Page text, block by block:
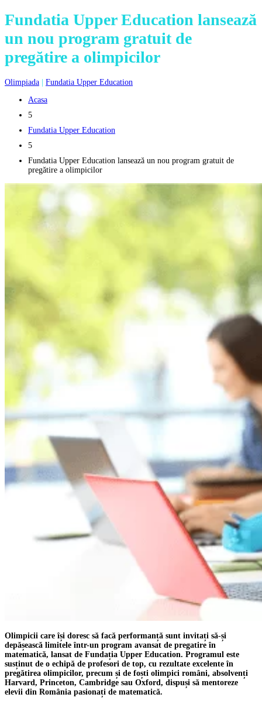
Fundatia Upper Education lansează
un nou program gratuit de
pregătire a olimpicilor
Olimpiada | Fundatia Upper Education
Acasa
5
Fundatia Upper Education
5
Fundatia Upper Education lansează un nou program gratuit de
pregătire a olimpicilor
Olimpicii care își doresc să facă performanță sunt invitați să-și
depășească limitele într-un program avansat de pregatire în
matematică, lansat de Fundația Upper Education. Programul este
susținut de o echipă de profesori de top, cu rezultate excelente în
pregătirea olimpicilor, precum și de foști olimpici români, absolvenți
Harvard, Princeton, Cambridge sau Oxford, dispuși să mentoreze
elevii din România pasionați de matematică.